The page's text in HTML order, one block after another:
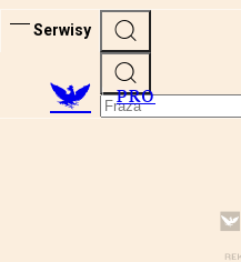
Serwisy
PRO